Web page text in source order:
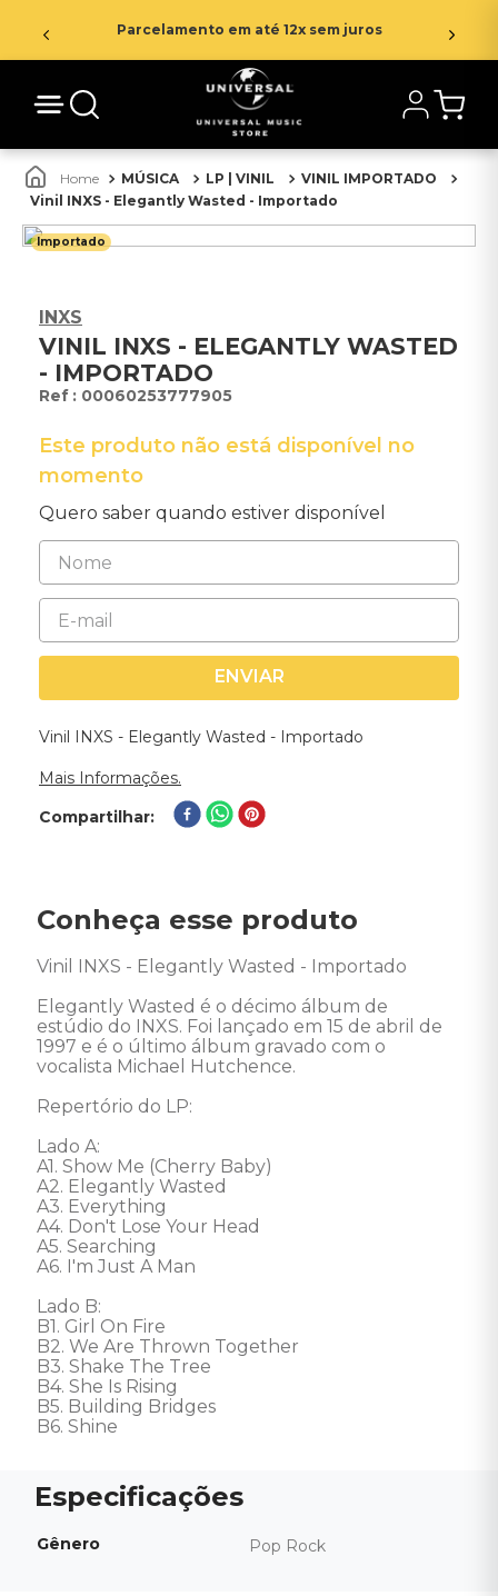
Parcelamento em até 12x sem juros
MÚSICA LP | VINIL
VINIL IMPORTADO
Vinil INXS - Elegantly Wasted - Importado
Importado
INXS
VINIL INXS - ELEGANTLY WASTED
- IMPORTADO
: 00060253777905
Este produto não está disponível no
momento
Quero saber quando estiver disponível
ENVIAR
Vinil INXS - Elegantly Wasted - Importado
Mais Informações.
Compartilhar
Conheça esse produto
Vinil INXS - Elegantly Wasted - Importado
Elegantly Wasted é o décimo álbum de
estúdio do INXS. Foi lançado em 15 de abril de
1997 e é o último álbum gravado com o
vocalista Michael Hutchence.
Repertório do LP:
Lado A:
A1. Show Me (Cherry Baby)
A2. Elegantly Wasted
A3. Everything
A4. Don't Lose Your Head
A5. Searching
A6. I'm Just A Man
Lado B:
B1. Girl On Fire
B2. We Are Thrown Together
B3. Shake The Tree
B4. She Is Rising
B5. Building Bridges
B6. Shine
Gênero Pop Rock